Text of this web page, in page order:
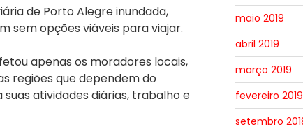
de Porto Alegre inundada,
sem opções viáveis para viajar.
apenas os moradores locais,
regiões que dependem do
atividades diárias, trabalho e
maio 2019
abril 2019
março 2019
fevereiro 2019
setembro